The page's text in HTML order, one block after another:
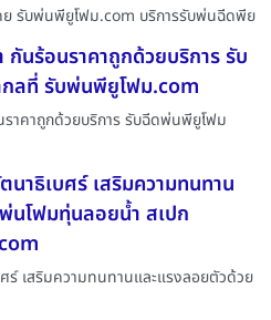
รับพ่นพียูโฟม.com บริการรับพ่นฉีดพีย
นร้อนราคาถูกด้วยบริการ รับ
ลที่ รับพ่นพียูโฟม.com
าคาถูกด้วยบริการ รับฉีดพ่นพียูโฟม
าธิเบศร์ เสริมความทนทาน
นโฟมทุ่นลอยน้ำ สเปก
ร์ เสริมความทนทานและแรงลอยตัวด้วย